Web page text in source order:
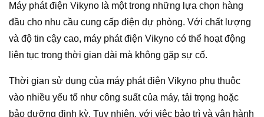
Máy phát điện Vikyno là một trong những lựa chọn hàng
đầu cho nhu cầu cung cấp điện dự phòng. Với chất lượng
và độ tin cậy cao, máy phát điện Vikyno có thể hoạt động
liên tục trong thời gian dài mà không gặp sự cố.
Thời gian sử dụng của máy phát điện Vikyno phụ thuộc
vào nhiều yếu tố như công suất của máy, tải trọng hoặc
bảo dưỡng định kỳ. Tuy nhiên, với việc bảo trì và vận hành